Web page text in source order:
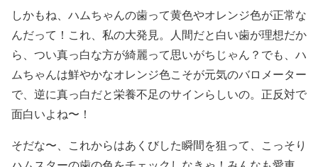
しかもね、ハムちゃんの歯って黄色やオレンジ色が正常な
んだって！これ、私の大発見。人間だと白い歯が理想だか
ら、つい真っ白な方が綺麗って思いがちじゃん？でも、ハ
ムちゃんは鮮やかなオレンジ色こそが元気のバロメーター
で、逆に真っ白だと栄養不足のサインらしいの。正反対で
面白いよね〜！
そだな〜、これからはあくびした瞬間を狙って、こっそり